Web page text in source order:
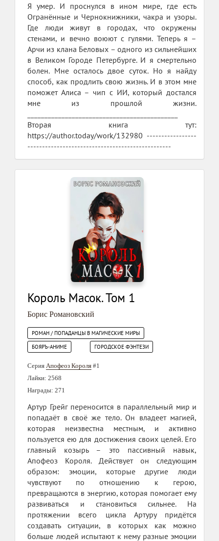
Я умер. И проснулся в ином мире, где есть
Огранённые и Чернокнижники, чакра и узоры.
Где люди живут в городах, что окружены
стенами, и вечно воюют с гулями. Теперь я –
Арчи из клана Беловых – одного из сильнейших
в Великом Городе Петербурге. И я смертельно
болен. Мне осталось двое суток. Но я найду
способ, как продлить свою жизнь. И в этом мне
поможет Алиса – чип с ИИ, который достался
мне из прошлой жизни.
Вторая книга тут:
https://author.today/work/132980 -----------------
-------------------------------------------------
Король Масок. Том 1
Борис Романовский
РОМАН / ПОПАДАНЦЫ В МАГИЧЕСКИЕ МИРЫ
БОЯРЪ-АНИМЕ
ГОРОДСКОЕ ФЭНТЕЗИ
Серия Апофеоз Короля #1
Лайки: 2568
Награды: 271
Артур Грейг переносится в параллельный мир и
попадаёт в своё же тело. Он владеет магией,
которая неизвестна местным, и активно
пользуется ею для достижения своих целей. Его
главный козырь – это пассивный навык,
Апофеоз Короля. Действует он следующим
образом: эмоции, которые другие люди
чувствуют по отношению к герою,
превращаются в энергию, которая помогает ему
развиваться и становиться сильнее. На
протяжении всего цикла Артуру придётся
создавать ситуации, в которых как можно
больше людей испытают к нему разные эмоции